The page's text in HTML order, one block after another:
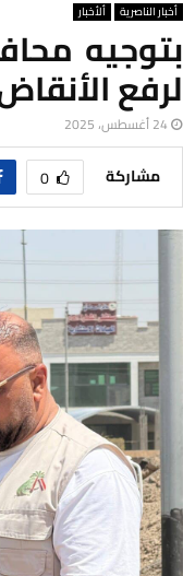
أخبار الناصرية ألأخبار
بتوجيه
لرفع
24 أغسطس، 2025
مشاركة 0